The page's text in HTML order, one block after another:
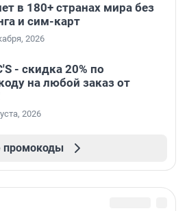
в 180+ странах мира без
и сим-карт
2026
- скидка 20% по
на любой заказ от
2026
промокоды